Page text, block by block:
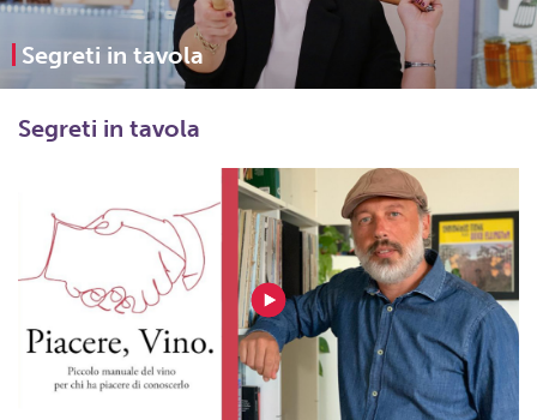
Segreti in tavola
Segreti in tavola